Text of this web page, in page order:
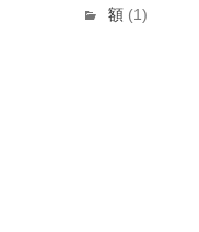
額 (1)